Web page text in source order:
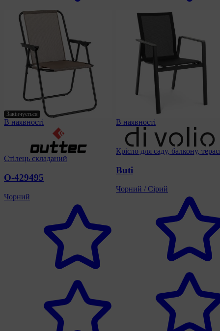
Закінчується
В наявності
Стілець складаний
O-429495
Чорний
В наявності
Крісло для саду, балкону,
Buti
Чорний / Сірий